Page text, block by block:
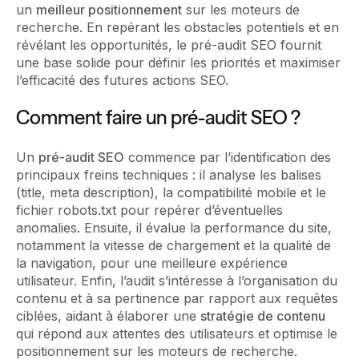
un meilleur positionnement sur les moteurs de
recherche. En repérant les obstacles potentiels et en
révélant les opportunités, le pré-audit SEO fournit
une base solide pour définir les priorités et maximiser
l’efficacité des futures actions SEO.
Comment faire un pré-audit SEO ?
Un pré-audit SEO commence par l’identification des
principaux freins techniques : il analyse les balises
(title, meta description), la compatibilité mobile et le
fichier robots.txt pour repérer d’éventuelles
anomalies. Ensuite, il évalue la performance du site,
notamment la vitesse de chargement et la qualité de
la navigation, pour une meilleure expérience
utilisateur. Enfin, l’audit s’intéresse à l’organisation du
contenu et à sa pertinence par rapport aux requêtes
ciblées, aidant à élaborer une stratégie de contenu
qui répond aux attentes des utilisateurs et optimise le
positionnement sur les moteurs de recherche.